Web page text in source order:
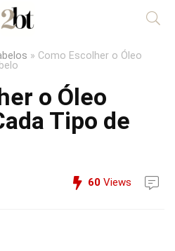
» Como Escolher o Óleo
o Óleo
Tipo de
60 Views